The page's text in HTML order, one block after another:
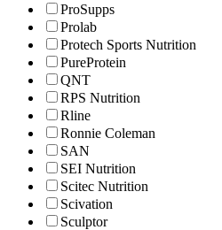
ProSupps
Prolab
Protech Sports Nutrition
PureProtein
QNT
RPS Nutrition
Rline
Ronnie Coleman
SAN
SEI Nutrition
Scitec Nutrition
Scivation
Sculptor